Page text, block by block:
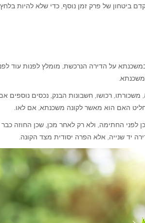
ביטחון של פרק זמן נוסף, כדי שלא להיות
על הדירה הנרכשת, מומלץ לפנות עוד
משכורתו, רכושו, חשבונות הבנק, נכסים נוספים
האם הוא מאשר לקונה משכנתא, אם לאו.
לפני החתימה, ולא רק לאחר מכן, שכן החוזה
יד שנייה, אלא הפרה יסודית מצד הקונה.